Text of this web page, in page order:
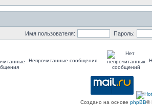
Имя пользователя: Пароль:
Непрочитанные сообщения
Создано на основе phpBB®